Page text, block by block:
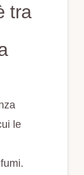
tra
le